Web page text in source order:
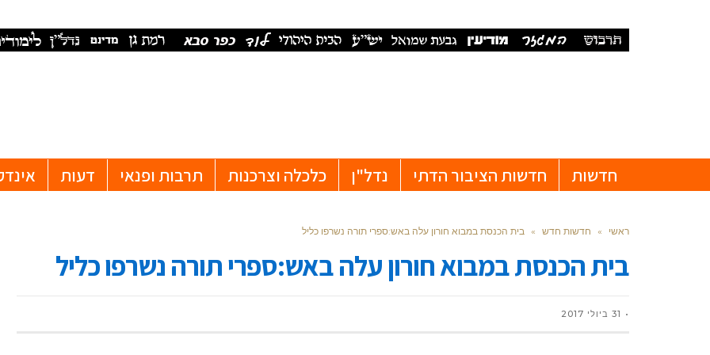
חדשות חדשות הציבור הדתי נדל"ן כלכלה וצרכנות תרבות ופנאי דעות
ראשי » חדשות חדש » בית הכנסת במבוא חורון עלה באש:ספרי תורה נשרפו כליל
בית הכנסת במבוא חורון עלה באש:ספרי תורה נשרפו כליל
31 ביולי 2017